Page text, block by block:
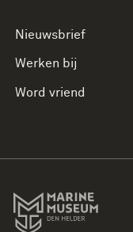
Nieuwsbrief
Werken bij
Word vriend